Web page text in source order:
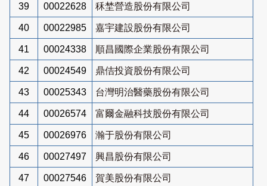
39 00022628 秝埜營造股份有限公司
40 00022985 嘉宇建設股份有限公司
41 00024338 順昌國際企業股份有限公司
42 00024549 鼎佶投資股份有限公司
43 00025343 台灣明治醫藥股份有限公司
44 00026574 富爾金融科技股份有限公司
45 00026976 瀚于股份有限公司
46 00027497 興昌股份有限公司
47 00027546 賀美股份有限公司